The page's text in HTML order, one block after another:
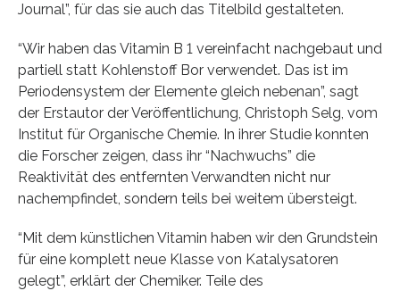
Journal”, für das sie auch das Titelbild gestalteten.
“Wir haben das Vitamin B 1 vereinfacht nachgebaut und
partiell statt Kohlenstoff Bor verwendet. Das ist im
Periodensystem der Elemente gleich nebenan”, sagt
der Erstautor der Veröffentlichung, Christoph Selg, vom
Institut für Organische Chemie. In ihrer Studie konnten
die Forscher zeigen, dass ihr “Nachwuchs” die
Reaktivität des entfernten Verwandten nicht nur
nachempfindet, sondern teils bei weitem übersteigt.
“Mit dem künstlichen Vitamin haben wir den Grundstein
für eine komplett neue Klasse von Katalysatoren
gelegt”, erklärt der Chemiker. Teile des